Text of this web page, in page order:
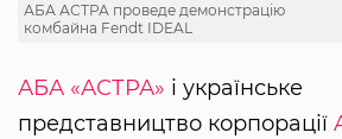
АБА АСТРА проведе демонстрацію
комбайна Fendt IDEAL
АБА «АСТРА» і українське
представництво корпорації